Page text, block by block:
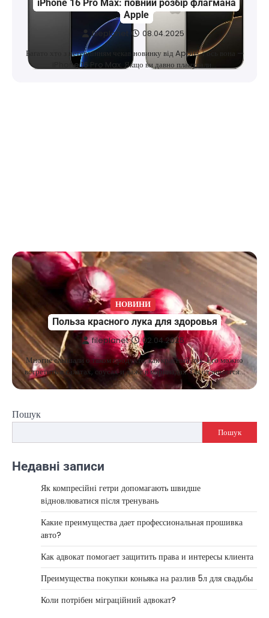
iPhone 16 Pro Max: повний розбір флагмана
Apple
fileplanet 08.04.2025
Багато хто з нетерпінням чекав новинку від Apple, і ось вона —
iPhone 16 Pro Max. Якщо ви давно планували…
НОВИНИ
Польза красного лука для здоровья
fileplanet 02.04.2025
Многие слышали о таком продукте, как красный лук. Его можно
встретить в салатах, соусах и даже в маринадах. Он отличается…
Пошук
Пошук
Недавні записи
Як компресійні гетри допомагають швидше
відновлюватися після тренувань
Какие преимущества дает профессиональная прошивка
авто?
Как адвокат помогает защитить права и интересы клиента
Преимущества покупки коньяка на разлив 5л для свадьбы
Коли потрібен міграційний адвокат?